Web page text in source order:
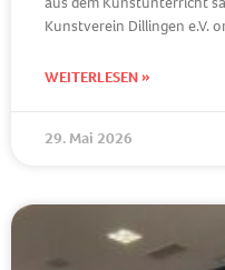
Kunstverein Dillingen e.V.
WEITERLESEN »
29. Mai 2026